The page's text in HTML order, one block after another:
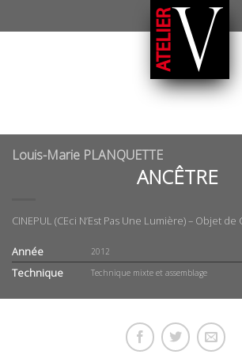
Louis-Marie PLANQUETTE
ANCÊTRE
CINEPUL (CEci N’Est Pas Une Lumière) – Objet de
Année 2012
Technique Technique mixte et assemblage